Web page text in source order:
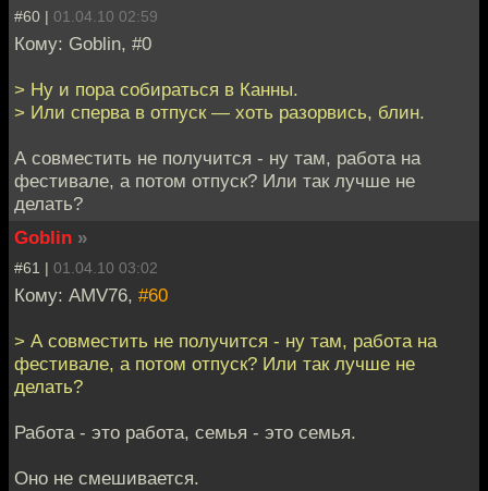
#60 | 01.04.10 02:59
Кому: Goblin, #0
> Ну и пора собираться в Канны.
> Или сперва в отпуск — хоть разорвись, блин.
А совместить не получится - ну там, работа на
фестивале, а потом отпуск? Или так лучше не
делать?
Goblin »
#61 | 01.04.10 03:02
Кому: AMV76, #60
> А совместить не получится - ну там, работа на
фестивале, а потом отпуск? Или так лучше не
делать?
Работа - это работа, семья - это семья.
Оно не смешивается.